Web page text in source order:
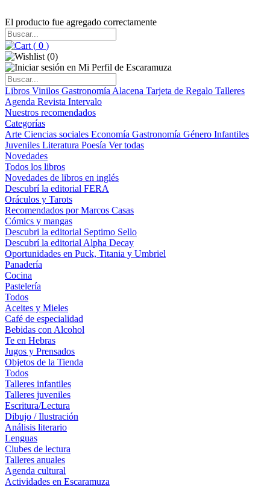
El producto fue agregado correctamente
( 0 )
(0)
Libros Vinilos Gastronomía Alacena Tarjeta de Regalo Talleres
Agenda Revista Intervalo
Nuestros recomendados
Categorías
Arte Ciencias sociales Economía Gastronomía Género Infantiles
Juveniles Literatura Poesía Ver todas
Novedades
Todos los libros
Novedades de libros en inglés
Descubrí la editorial FERA
Oráculos y Tarots
Recomendados por Marcos Casas
Cómics y mangas
Descubri la editorial Septimo Sello
Descubrí la editorial Alpha Decay
Oportunidades en Puck, Titania y Umbriel
Panadería
Cocina
Pastelería
Todos
Aceites y Mieles
Café de especialidad
Bebidas con Alcohol
Te en Hebras
Jugos y Prensados
Objetos de la Tienda
Todos
Talleres infantiles
Talleres juveniles
Escritura/Lectura
Dibujo / Ilustración
Análisis literario
Lenguas
Clubes de lectura
Talleres anuales
Agenda cultural
Actividades en Escaramuza